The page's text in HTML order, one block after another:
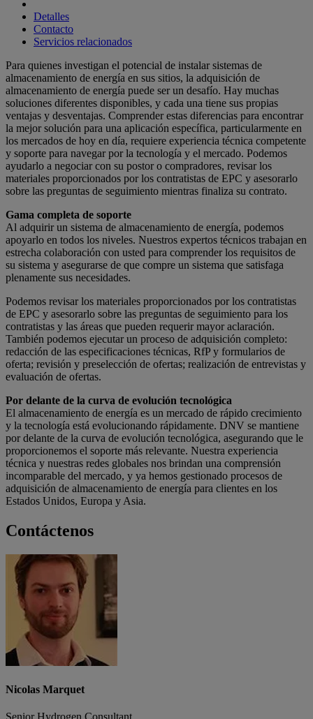
Detalles
Contacto
Servicios relacionados
Para quienes investigan el potencial de instalar sistemas de
almacenamiento de energía en sus sitios, la adquisición de
almacenamiento de energía puede ser un desafío. Hay muchas
soluciones diferentes disponibles, y cada una tiene sus propias
ventajas y desventajas. Comprender estas diferencias para encontrar
la mejor solución para una aplicación específica, particularmente en
los mercados de hoy en día, requiere experiencia técnica competente
y soporte para navegar por la tecnología y el mercado. Podemos
ayudarlo a negociar con su postor o compradores, revisar los
materiales proporcionados por los contratistas de EPC y asesorarlo
sobre las preguntas de seguimiento mientras finaliza su contrato.
Gama completa de soporte
Al adquirir un sistema de almacenamiento de energía, podemos
apoyarlo en todos los niveles. Nuestros expertos técnicos trabajan en
estrecha colaboración con usted para comprender los requisitos de
su sistema y asegurarse de que compre un sistema que satisfaga
plenamente sus necesidades.
Podemos revisar los materiales proporcionados por los contratistas
de EPC y asesorarlo sobre las preguntas de seguimiento para los
contratistas y las áreas que pueden requerir mayor aclaración.
También podemos ejecutar un proceso de adquisición completo:
redacción de las especificaciones técnicas, RfP y formularios de
oferta; revisión y preselección de ofertas; realización de entrevistas y
evaluación de ofertas.
Por delante de la curva de evolución tecnológica
El almacenamiento de energía es un mercado de rápido crecimiento
y la tecnología está evolucionando rápidamente. DNV se mantiene
por delante de la curva de evolución tecnológica, asegurando que le
proporcionemos el soporte más relevante. Nuestra experiencia
técnica y nuestras redes globales nos brindan una comprensión
incomparable del mercado, y ya hemos gestionado procesos de
adquisición de almacenamiento de energía para clientes en los
Estados Unidos, Europa y Asia.
Contáctenos
Nicolas Marquet